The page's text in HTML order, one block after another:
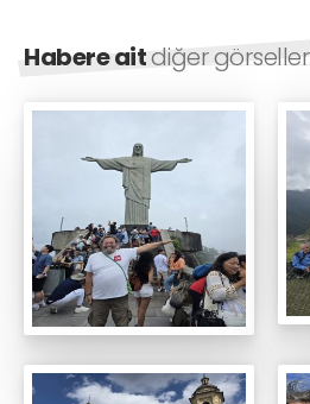
Habere aitdiğer görseller